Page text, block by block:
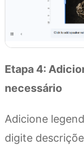
Etapa 4:
necessário
Adicione
digite